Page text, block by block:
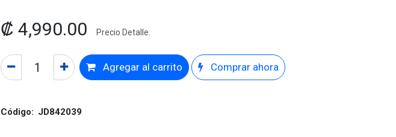
₡ 4,990.00 Precio Detalle.
Agregar al carrito Comprar ahora
Código: JD842039